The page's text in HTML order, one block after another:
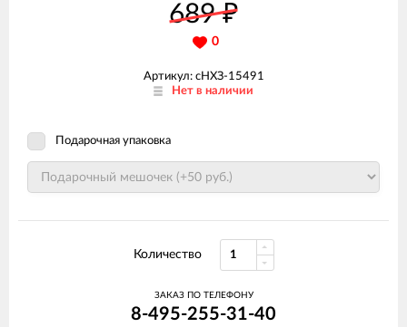
689₽
0
Артикул: сНХЗ-15491
Нет в наличии
Подарочная упаковка
Количество
ЗАКАЗ ПО ТЕЛЕФОНУ
8-495-255-31-40